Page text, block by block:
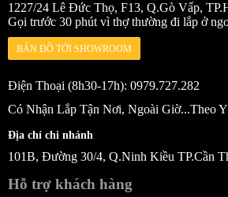
1227/24 Lê Đức Thọ, F13, Q.Gò Vấp,
Gọi trước 30 phút vì thợ thường đi lắp ở
BẢN ĐỒ TỚI SHOWROOM
Điện Thoại (8h30-17h): 0979.727.282
Có Nhận Lắp Tận Nơi, Ngoài Giờ...Theo
Địa chỉ chi nhánh
101B, Đường 30/4, Q.Ninh Kiều TP.Cần
Hỗ trợ khách hàng